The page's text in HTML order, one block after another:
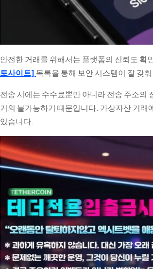
안전한 거래를 위해서는 플랫폼의 신뢰도 확
토사이트] 목록을 통해 보안 시스템이 잘 갖
전송 시에는 수수료뿐만 아니라 전송 주소의
거의 불가능하기 때문입니다. 가상자산 거래
있습니다.